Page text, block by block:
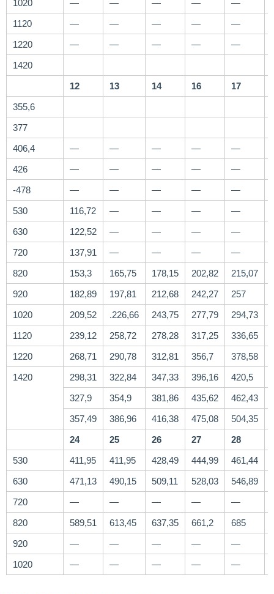
1020
— — — — —
1120
— — — — —
1220
— — — — —
1420
12
13 14 16 17
355,6
377
406,4
— — — — —
426
— — — — —
-478
— — — — —
530
116,72 — — — —
630
122,52 — — — —
720
137,91 — — — —
820
153,3 165,75 178,15 202,82 215,07
920
182,89 197,81 212,68 242,27 257
1020
209,52 .226,66 243,75 277,79 294,73
1120
239,12 258,72 278,28 317,25 336,65
1220
268,71 290,78 312,81 356,7 378,58
1420
298,31 322,84 347,33 396,16 420,5
327,9
354,9 381,86 435,62 462,43
357,49
386,96 416,38 475,08 504,35
24
25 26 27 28
530
411,95 411,95 428,49 444,99 461,44
630
471,13 490,15 509,11 528,03 546,89
720
— — — — —
820
589,51 613,45 637,35 661,2 685
920
— — — — —
1020
— — — — —